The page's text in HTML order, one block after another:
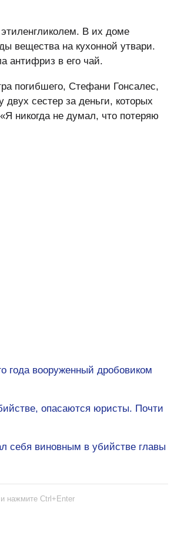
В их доме
вещества на кухонной утвари.
антифриз в его чай.
погибшего, Стефани Гонсалес,
сестер за деньги, которых
никогда не думал, что потеряю
года вооруженный дробовиком
опасаются юристы. Почти
себя виновным в убийстве главы
нажмите Ctrl+Enter